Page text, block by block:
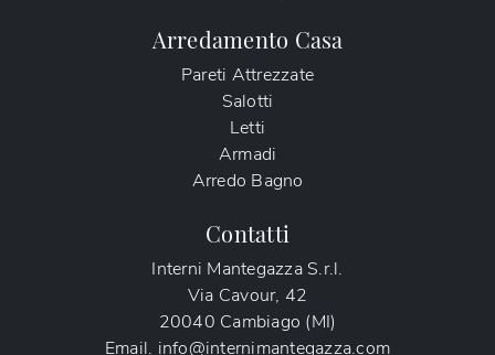
Arredamento Casa
Pareti Attrezzate
Salotti
Letti
Armadi
Arredo Bagno
Contatti
Interni Mantegazza S.r.l.
Via Cavour, 42
20040 Cambiago (MI)
Email. info@internimantegazza.com